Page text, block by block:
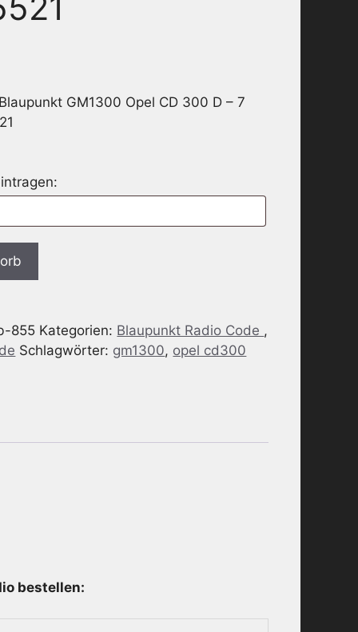
GM1300 Opel CD 300 D – 7
855 Kategorien: Blaupunkt Radio Code ,
Schlagwörter: gm1300, opel cd300
bestellen: